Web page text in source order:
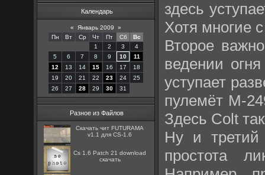
Календарь
« Январь 2009
»
Пн
Вт Ср Чт Пт Сб
Вс
1
2 3
4
5
6 7 8 9 10
11
12
13 14 15 16 17
18
19
20 21 22 23 24
25
26
27 28 29 30 31
Разное из Файлов
Скачать чит FUTURAMA
v1.1 для CS-1.6
Cs 1.6 Patch 21 download
скачать
здесь
Хотя многие
Второе
ведении
уступает
пулемёт M-
Здесь Colt
Ну и третий
простота